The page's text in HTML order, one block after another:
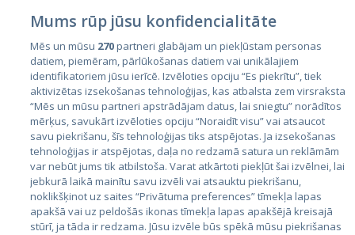
Valstis
Igaunija
Latvija
Lietuva
Mums rūp jūsu konfidencialitāte
Mēs un mūsu 270partneri glabājam un piekļūstam personas
datiem, piemēram, pārlūkošanas datiem vai unikālajiem
identifikatoriem jūsu ierīcē. Izvēloties opciju “Es piekrītu”, tiek
aktivizētas izsekošanas tehnoloģijas, kas atbalsta zem virsraksta
“Mēs un mūsu partneri apstrādājam datus, lai sniegtu” norādītos
mērķus, savukārt izvēloties opciju “Noraidīt visu” vai atsaucot
savu piekrišanu, šīs tehnoloģijas tiks atspējotas. Ja izsekošanas
tehnoloģijas ir atspējotas, daļa no redzamā satura un reklāmām
var nebūt jums tik atbilstoša. Varat atkārtoti piekļūt šai izvēlnei, lai
jebkurā laikā mainītu savu izvēli vai atsauktu piekrišanu,
noklikšķinot uz saites “Privātuma preferences” tīmekļa lapas
apakšā vai uz peldošās ikonas tīmekļa lapas apakšējā kreisajā
stūrī, ja tāda ir redzama. Jūsu izvēle būs spēkā mūsu piekrišanas